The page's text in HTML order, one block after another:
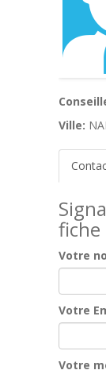
Ville:
fiche
Votre
Votre
Votre